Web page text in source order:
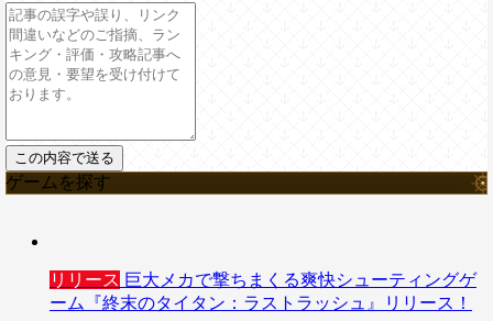
ゲームを探す
リリース 巨大メカで撃ちまくる爽快シューティングゲ
ーム『終末のタイタン：ラストラッシュ』リリース！